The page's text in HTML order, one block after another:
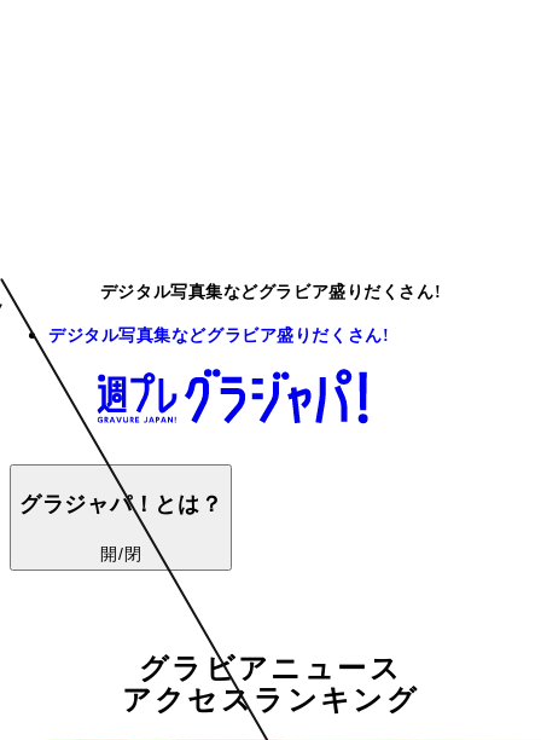
デジタル写真集などグラビア盛りだくさん!
デジタル写真集などグラビア盛りだくさん!
グラジャパ！とは？
開/閉
グラビアニュース
アクセスランキング